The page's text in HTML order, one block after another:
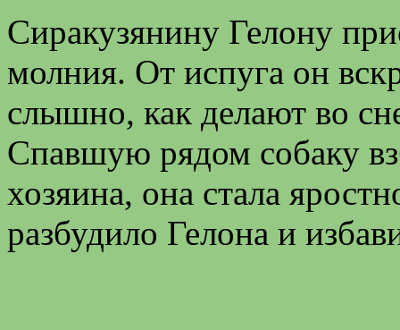
Сиракузянину Гелону
молния. От испуга он
слышно, как делают во
Спавшую рядом собаку
хозяина, она стала
разбудило Гелона и